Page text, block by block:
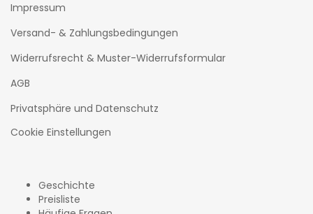
Impressum
Versand- & Zahlungsbedingungen
Widerrufsrecht & Muster-Widerrufsformular
AGB
Privatsphäre und Datenschutz
Cookie Einstellungen
Geschichte
Preisliste